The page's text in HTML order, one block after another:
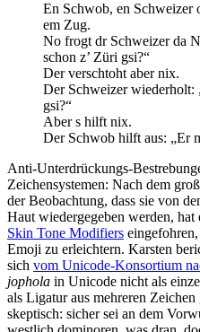
En Schwob, en Schweizer
em Zug.
No frogt dr Schweizer da
schon z’ Züri gsi?“
Der verschtoht aber nix.
Der Schweizer wiederholt:
gsi?“
Aber s hilft nix.
Der Schwob hilft aus: „Er
Anti-Unterdrückungs-
Zeichensystemen: Nach dem
der Beobachtung, dass sie von
Haut wiedergegeben werden,
Skin Tone Modifiers
Emoji zu erleichtern. Karsten
sich vom Unicode-Konsortium
jophola in Unicode nicht als
als Ligatur aus mehreren
skeptisch: sicher sei an dem